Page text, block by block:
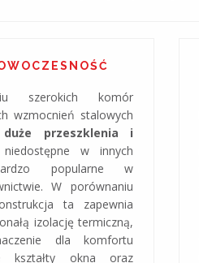
szerokich komór
wzmocnień stalowych
duże przeszklenia i
niedostępne w innych
popularne w
W porównaniu
ta zapewnia
izolację termiczną,
dla komfortu
kształty okna oraz